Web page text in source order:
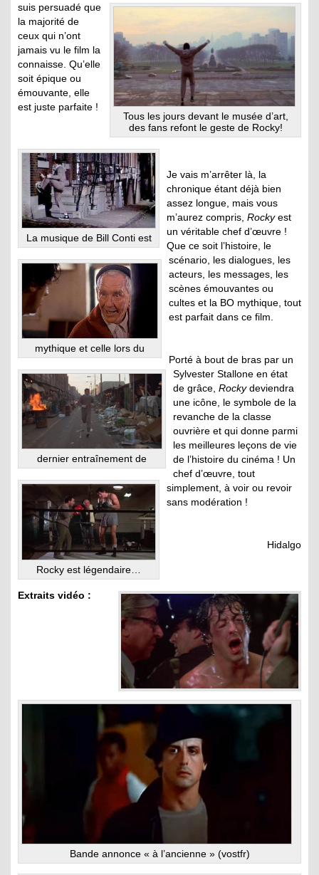
Tous les jours devant le musée d’art,
des fans refont le geste de Rocky!
suis persuadé que
la majorité de
ceux qui n’ont
jamais vu le film la
connaisse. Qu’elle
soit épique ou
émouvante, elle
est juste parfaite !
La musique de Bill Conti est
mythique et celle lors du
dernier entraînement de
Rocky est légendaire…
Je vais m’arrêter là, la
chronique étant déjà bien
assez longue, mais vous
m’aurez compris, Rockyest
un véritable chef d’œuvre !
Que ce soit l’histoire, le
scénario, les dialogues, les
acteurs, les messages, les
scènes émouvantes ou
cultes et la BO mythique, tout
est parfait dans ce film.
Porté à bout de bras par un
Sylvester Stallone en état
de grâce, Rockydeviendra
une icône, le symbole de la
revanche de la classe
ouvrière et qui donne parmi
les meilleures leçons de vie
de l’histoire du cinéma ! Un
chef d’œuvre, tout
simplement, à voir ou revoir
sans modération !
Hidalgo
Extraits vidéo :
Bande annonce « à l’ancienne » (vostfr)